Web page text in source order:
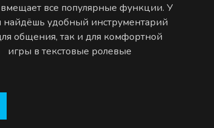
все популярные функции. У
найдёшь удобный инструментарий
общения, так и для комфортной
игры в текстовые ролевые